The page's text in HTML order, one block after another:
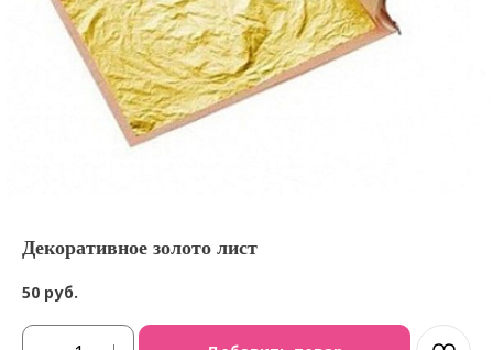
Декоративное золото лист
50 руб.